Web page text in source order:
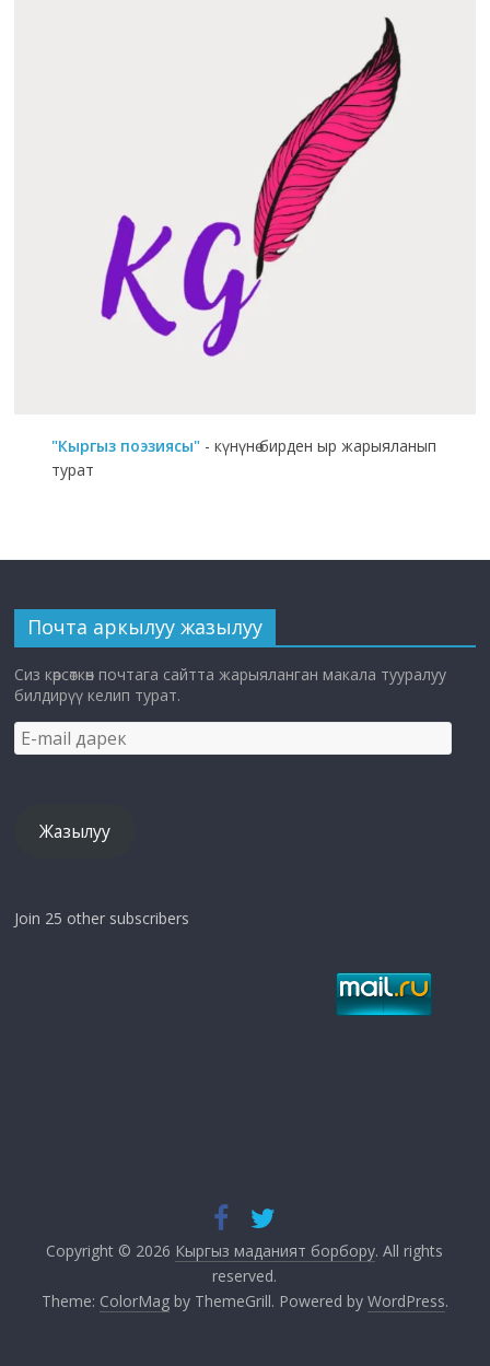
"Кыргыз поэзиясы" - күнүнө бирден ыр жарыяланып
турат
Почта аркылуу жазылуу
Сиз көрсөткөн почтага сайтта жарыяланган макала тууралуу
билдирүү келип турат.
E-
mail
Жазылуу
Join 25 other subscribers
Copyright © 2026 Кыргыз маданият борбору. All rights
reserved.
Theme: ColorMagby ThemeGrill. Powered by WordPress.